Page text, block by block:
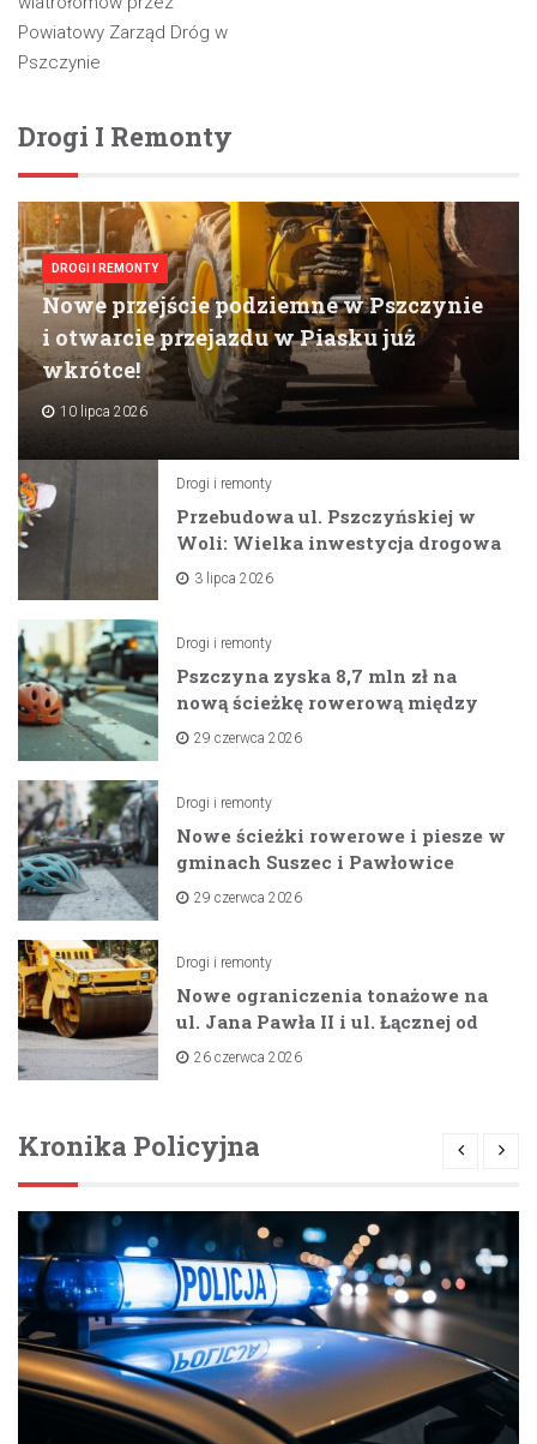
Powiatowy Zarząd Dróg w
Pszczynie
Drogi I Remonty
DROGI I REMONTY
Nowe przejście podziemne w Pszczynie
i otwarcie przejazdu w Piasku już
wkrótce!
10 lipca 2026
Drogi i remonty
Przebudowa ul. Pszczyńskiej w
Woli: Wielka inwestycja drogowa
na horyzoncie
3 lipca 2026
Drogi i remonty
Pszczyna zyska 8,7 mln zł na
nową ścieżkę rowerową między
zaporami
29 czerwca 2026
Drogi i remonty
Nowe ścieżki rowerowe i piesze w
gminach Suszec i Pawłowice
dzięki unijnemu wsparciu
29 czerwca 2026
Drogi i remonty
Nowe ograniczenia tonażowe na
ul. Jana Pawła II i ul. Łącznej od
lipca 2026 roku
26 czerwca 2026
Kronika Policyjna